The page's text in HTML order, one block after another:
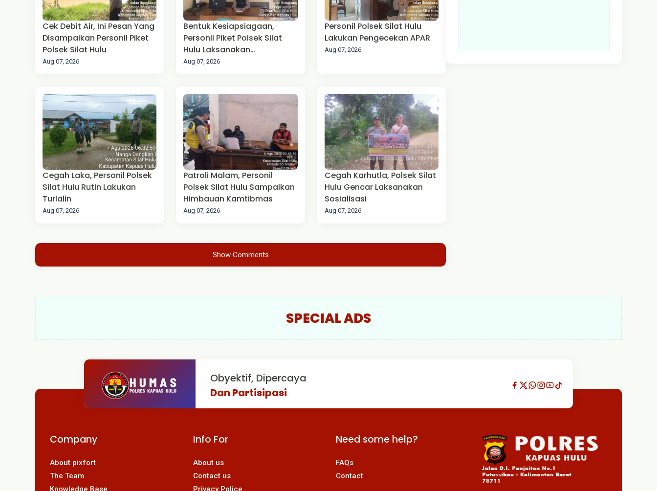
Cek Debit Air, Ini Pesan Yang
Disampaikan Personil Piket
Polsek Silat Hulu
Aug 07, 2026
Bentuk Kesiapsiagaan,
Personil Piket Polsek Silat
Hulu Laksanakan
Pengamanan Mako
Aug 07, 2026
Personil Polsek Silat Hulu
Lakukan Pengecekan APAR
Aug 07, 2026
Cegah Laka, Personil Polsek
Silat Hulu Rutin Lakukan
Turlalin
Aug 07, 2026
Patroli Malam, Personil
Polsek Silat Hulu Sampaikan
Himbauan Kamtibmas
Aug 07, 2026
Cegah Karhutla, Polsek Silat
Hulu Gencar Laksanakan
Sosialisasi
Aug 07, 2026
Show Comments
SPECIAL ADS
Obyektif, Dipercaya
Dan Partisipasi
Company
About pixfort
The Team
Knowledge Base
Info For
About us
Contact us
Privacy Police
Need some help?
FAQs
Contact